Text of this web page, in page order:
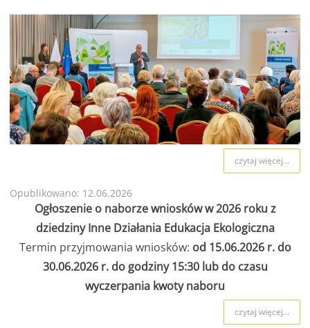
czytaj więcej...
Opublikowano: 12.06.2026
Ogłoszenie o naborze wniosków w 2026 roku z
dziedziny Inne Działania Edukacja Ekologiczna
Termin przyjmowania wniosków: od 15.06.2026 r. do
30.06.2026 r. do godziny 15:30 lub do czasu
wyczerpania kwoty naboru
czytaj więcej...